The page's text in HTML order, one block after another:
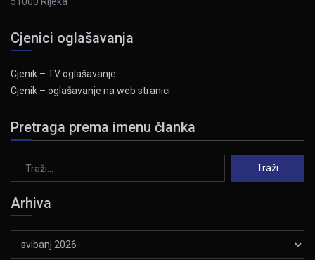
Cjenici oglašavanja
Cjenik – TV oglašavanje
Cjenik – oglašavanje na web stranici
Pretraga prema imenu članka
Arhiva